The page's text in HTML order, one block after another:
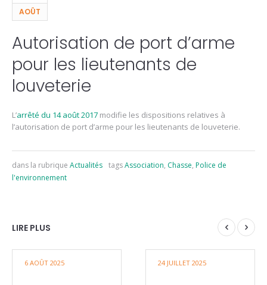
AOÛT
Autorisation de port d’arme
pour les lieutenants de
louveterie
L’arrêté du 14 août 2017 modifie les dispositions relatives à
l’autorisation de port d’arme pour les lieutenants de louveterie.
dans la rubrique Actualités tagsAssociation, Chasse, Police de
l'environnement
LIRE PLUS
6 AOÛT 2025 24 JUILLET 2025